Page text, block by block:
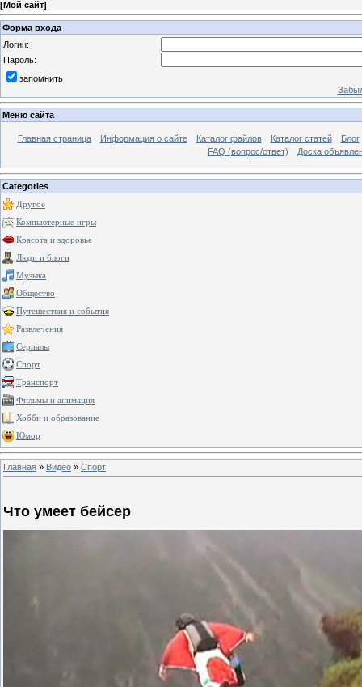
[Мой сайт]
Форма входа
Логин:
Пароль:
запомнить
Меню сайта
Главная страница Информация о сайте Каталог файлов Каталог статей
Блог
FAQ (вопрос/ответ)
Доска
Categories
Другое
Компьютерные игры
Красота и здоровье
Люди и блоги
Музыка
Общество
Путешествия и события
Развлечения
Сериалы
Спорт
Транспорт
Фильмы и анимация
Хобби и образование
Юмор
Главная » Видео » Спорт
Что умеет бейсер